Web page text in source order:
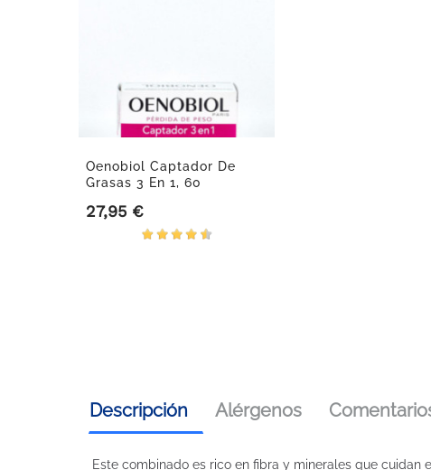
Oenobiol Captador De
Grasas 3 En 1, 60
Precio
27,95 €
Descripción Alérgenos
Este combinado es rico en fibra y minerales que cuidan